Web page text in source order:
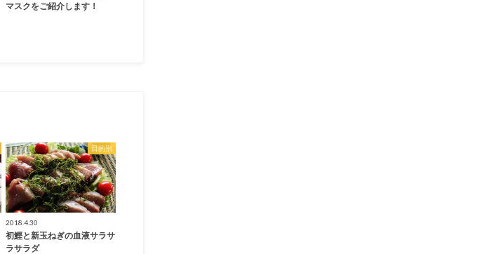
マスクをご紹介します！
目的別
2018.4.30
初鰹と新玉ねぎの血液サラサ
ラサラダ